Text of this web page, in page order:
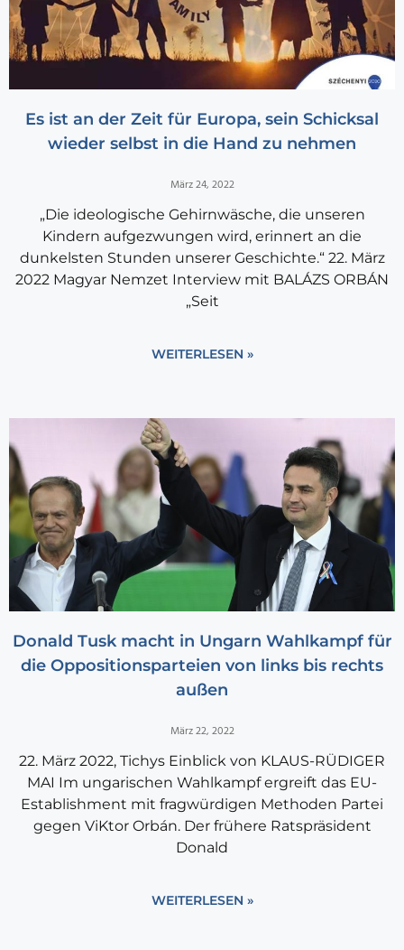
Es ist an der Zeit für Europa, sein Schicksal
wieder selbst in die Hand zu nehmen
März 24, 2022
„Die ideologische Gehirnwäsche, die unseren
Kindern aufgezwungen wird, erinnert an die
dunkelsten Stunden unserer Geschichte.“ 22. März
2022 Magyar Nemzet Interview mit BALÁZS ORBÁN
„Seit
WEITERLESEN »
Donald Tusk macht in Ungarn Wahlkampf für
die Oppositionsparteien von links bis rechts
außen
März 22, 2022
22. März 2022, Tichys Einblick von KLAUS-RÜDIGER
MAI Im ungarischen Wahlkampf ergreift das EU-
Establishment mit fragwürdigen Methoden Partei
gegen ViKtor Orbán. Der frühere Ratspräsident
Donald
WEITERLESEN »